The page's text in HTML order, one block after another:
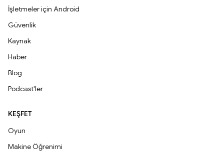
İşletmeler için Android
Güvenlik
Kaynak
Haber
Blog
Podcast'ler
KEŞFET
Oyun
Makine Öğrenimi